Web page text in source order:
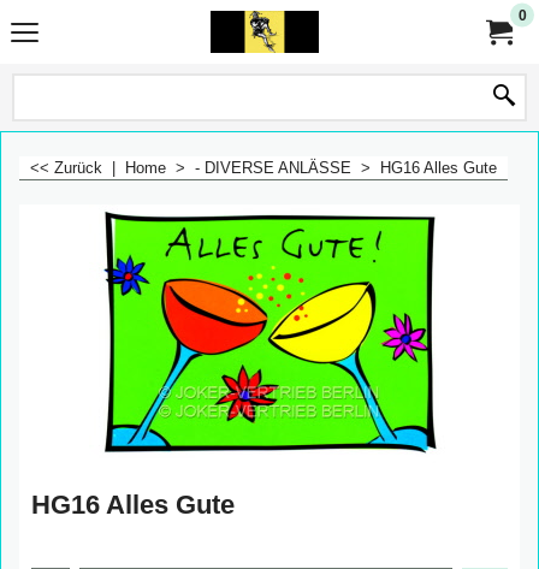
0
<< Zurück Home > - DIVERSE ANLÄSSE > HG16 Alles Gute
HG16 Alles Gute